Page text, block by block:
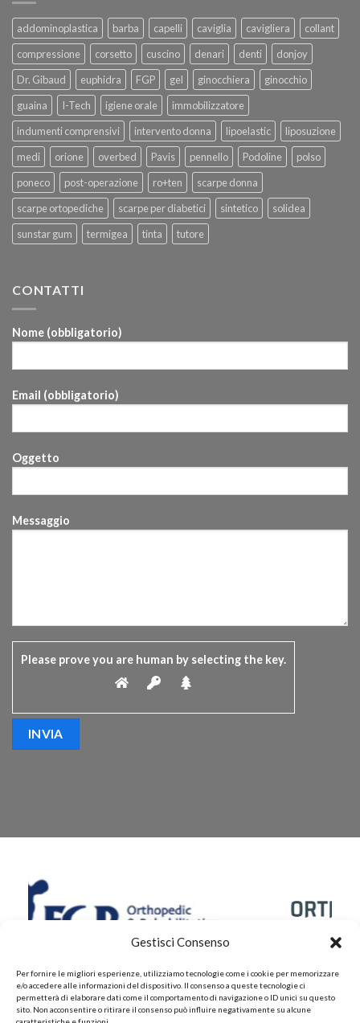
Gestisci Consenso
Per fornire le migliori esperienze, utilizziamo tecnologie come i cookie per memorizzare
e/o accedere alle informazioni del dispositivo. Il consenso a queste tecnologie ci
permetterà di elaborare dati come il comportamento di navigazione o ID unici su questo
sito. Non acconsentire o ritirare il consenso può influire negativamente su alcune
addominoplastica barba capelli caviglia cavigliera
collant
compressione
corsetto cuscino denari denti
donjoy
Dr. Gibaud
euphidra FGP gel ginocchiera
ginocchio
guaina
I-Tech igiene orale
immobilizzatore
indumenti comprensivi
intervento donna lipoelastic
liposuzione
medi
orione overbed Pavis pennello Podoline
polso
poneco
post-operazione ro+ten
scarpe donna
scarpe ortopediche
scarpe per diabetici sintetico
solidea
sunstar gum
termigea tinta tutore
CONTATTI
Nome (obbligatorio)
Email (obbligatorio)
Oggetto
Messaggio
Please prove you are human by selecting the key.